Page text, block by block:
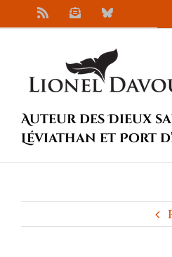
au
NewsletterBluesky
Auteur des Dieux
Léviathan et Port